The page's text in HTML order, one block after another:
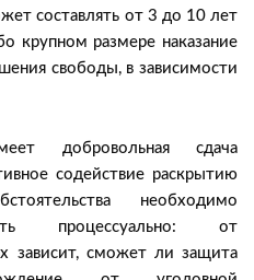
составлять от 3 до 10 лет
крупном размере наказание
свободы, в зависимости
добровольная сдача
содействие раскрытию
необходимо
процессуально: от
зависит, сможет ли защита